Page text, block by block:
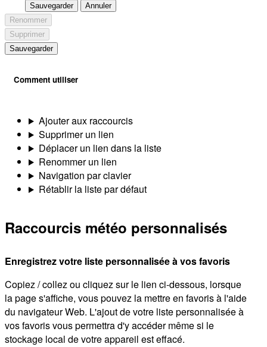
Sauvegarder
Annuler
Renommer
Supprimer
Sauvegarder
Comment utiliser
Ajouter aux raccourcis
Supprimer un lien
Déplacer un lien dans la liste
Renommer un lien
Navigation par clavier
Rétablir la liste par défaut
Raccourcis météo personnalisés
Enregistrez votre liste personnalisée à vos favoris
Copiez / collez ou cliquez sur le lien ci-dessous, lorsque
la page s'affiche, vous pouvez la mettre en favoris à l'aide
du navigateur Web. L'ajout de votre liste personnalisée à
vos favoris vous permettra d'y accéder même si le
stockage local de votre appareil est effacé.